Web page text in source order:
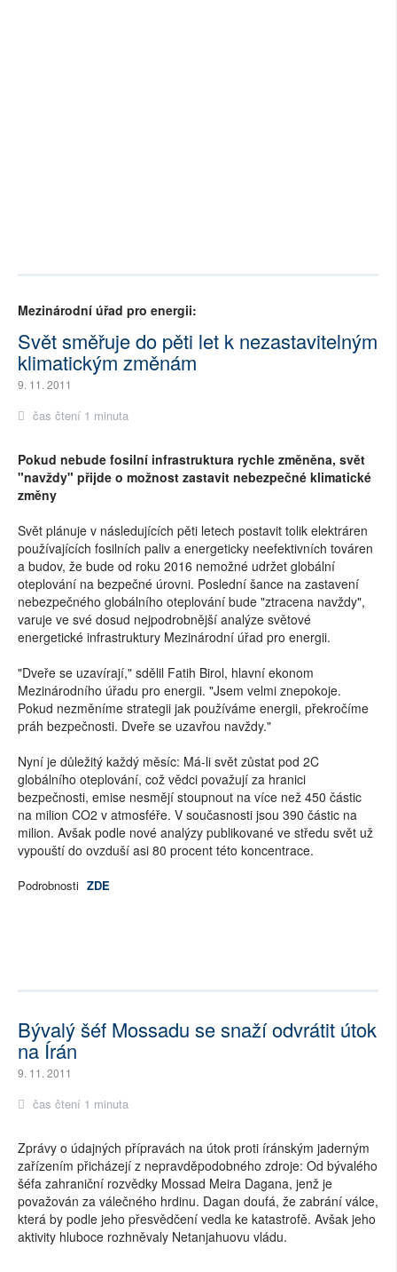
Mezinárodní úřad pro energii:
Svět směřuje do pěti let k nezastavitelným
klimatickým změnám
9. 11. 2011
čas čtení 1 minuta
Pokud nebude fosilní infrastruktura rychle změněna, svět
"navždy" přijde o možnost zastavit nebezpečné klimatické
změny
Svět plánuje v následujících pěti letech postavit tolik elektráren
používajících fosilních paliv a energeticky neefektivních továren
a budov, že bude od roku 2016 nemožné udržet globální
oteplování na bezpečné úrovni. Poslední šance na zastavení
nebezpečného globálního oteplování bude "ztracena navždy",
varuje ve své dosud nejpodrobnější analýze světové
energetické infrastruktury Mezinárodní úřad pro energii.
"Dveře se uzavírají," sdělil Fatih Birol, hlavní ekonom
Mezinárodního úřadu pro energii. "Jsem velmi znepokoje.
Pokud nezměníme strategii jak používáme energii, překročíme
práh bezpečnosti. Dveře se uzavřou navždy."
Nyní je důležitý každý měsíc: Má-li svět zůstat pod 2C
globálního oteplování, což vědci považují za hranici
bezpečnosti, emise nesmějí stoupnout na více než 450 částic
na milion CO2 v atmosféře. V současnosti jsou 390 částic na
milion. Avšak podle nové analýzy publikované ve středu svět už
vypouští do ovzduší asi 80 procent této koncentrace.
Podrobnosti ZDE
Bývalý šéf Mossadu se snaží odvrátit útok
na Írán
9. 11. 2011
čas čtení 1 minuta
Zprávy o údajných přípravách na útok proti íránským jaderným
zařízením přicházejí z nepravděpodobného zdroje: Od bývalého
šéfa zahraniční rozvědky Mossad Meira Dagana, jenž je
považován za válečného hrdinu. Dagan doufá, že zabrání válce,
která by podle jeho přesvědčení vedla ke katastrofě. Avšak jeho
aktivity hluboce rozhněvaly Netanjahuovu vládu.